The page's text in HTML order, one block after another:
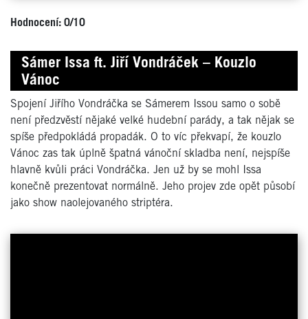
Hodnocení: 0/10
Sámer Issa ft. Jiří Vondráček – Kouzlo
Vánoc
Spojení Jiřího Vondráčka se Sámerem Issou samo o sobě
není předzvěstí nějaké velké hudební parády, a tak nějak se
spíše předpokládá propadák. O to víc překvapí, že kouzlo
Vánoc zas tak úplně špatná vánoční skladba není, nejspíše
hlavně kvůli práci Vondráčka. Jen už by se mohl Issa
konečně prezentovat normálně. Jeho projev zde opět působí
jako show naolejovaného striptéra.